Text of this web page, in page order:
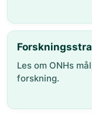
Les om ONHs
forskning.